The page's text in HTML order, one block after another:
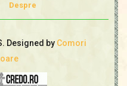
Despre
Designed by Comori